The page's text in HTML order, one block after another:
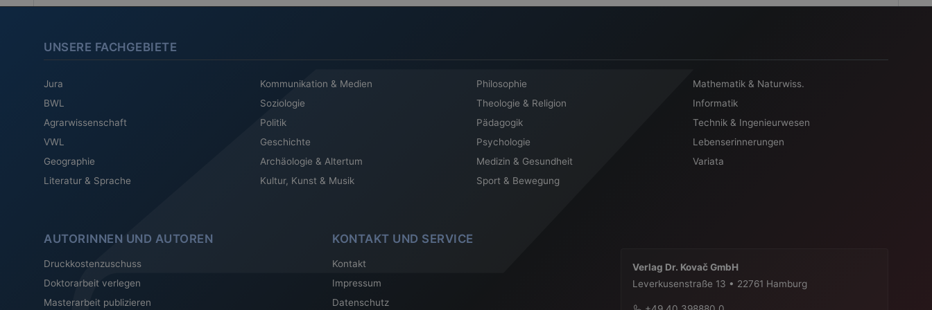
UNSERE FACHGEBIETE
Jura
BWL
Agrarwissenschaft
VWL
Geographie
Literatur & Sprache
Kommunikation & Medien
Soziologie
Politik
Geschichte
Archäologie & Altertum
Kultur, Kunst & Musik
Philosophie
Theologie & Religion
Pädagogik
Psychologie
Medizin & Gesundheit
Sport & Bewegung
Mathematik & Naturwiss.
Informatik
Technik & Ingenieurwesen
Lebenserinnerungen
Variata
AUTORINNEN UND AUTOREN
Druckkostenzuschuss
Doktorarbeit verlegen
Masterarbeit publizieren
KONTAKT UND SERVICE
Kontakt
Impressum
Datenschutz
Verlag Dr. Kovač GmbH
Leverkusenstraße 13 • 22761 Hamburg